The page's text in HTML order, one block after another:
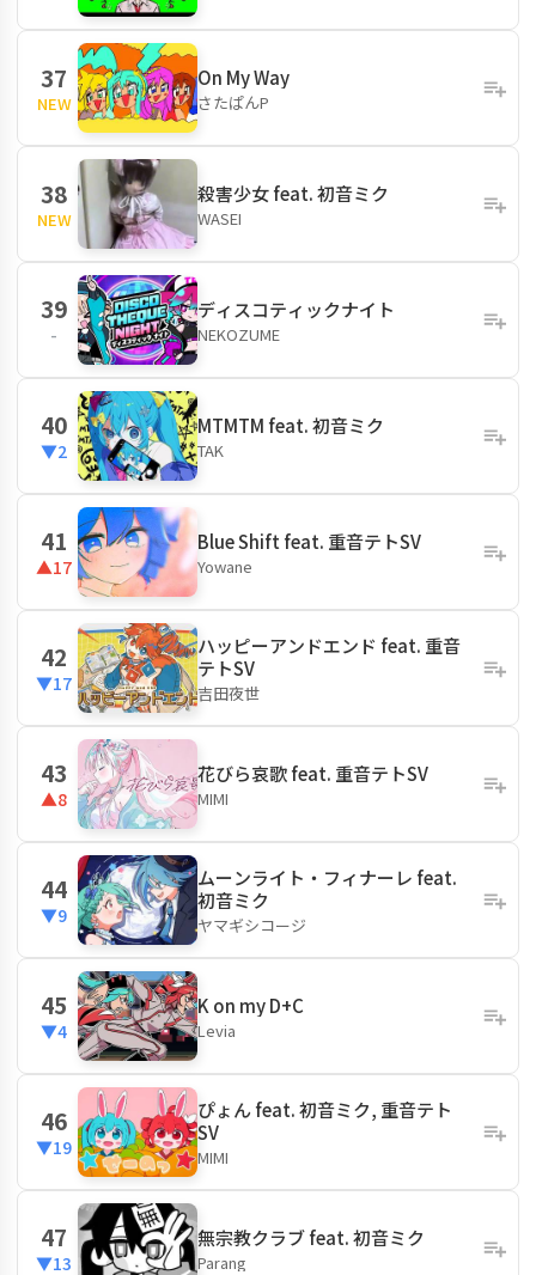
37
NEW
On My Way
さたぱんP
38
NEW
殺害少女 feat. 初音ミク
WASEI
39
-
ディスコティックナイト
NEKOZUME
40
▼2
MTMTM feat. 初音ミク
TAK
41
▲17
Blue Shift feat. 重音テトSV
Yowane
42
▼17
ハッピーアンドエンド feat. 重音
テトSV
吉田夜世
43
▲8
花びら哀歌 feat. 重音テトSV
MIMI
44
▼9
ムーンライト・フィナーレ feat.
初音ミク
ヤマギシコージ
45
▼4
K on my D+C
Levia
46
▼19
ぴょん feat. 初音ミク, 重音テト
SV
MIMI
47
▼13
無宗教クラブ feat. 初音ミク
Parang